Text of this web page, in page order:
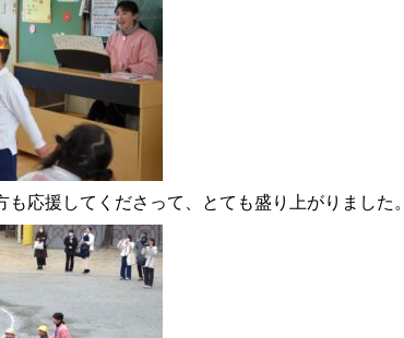
応援してくださって、とても盛り上がりました。